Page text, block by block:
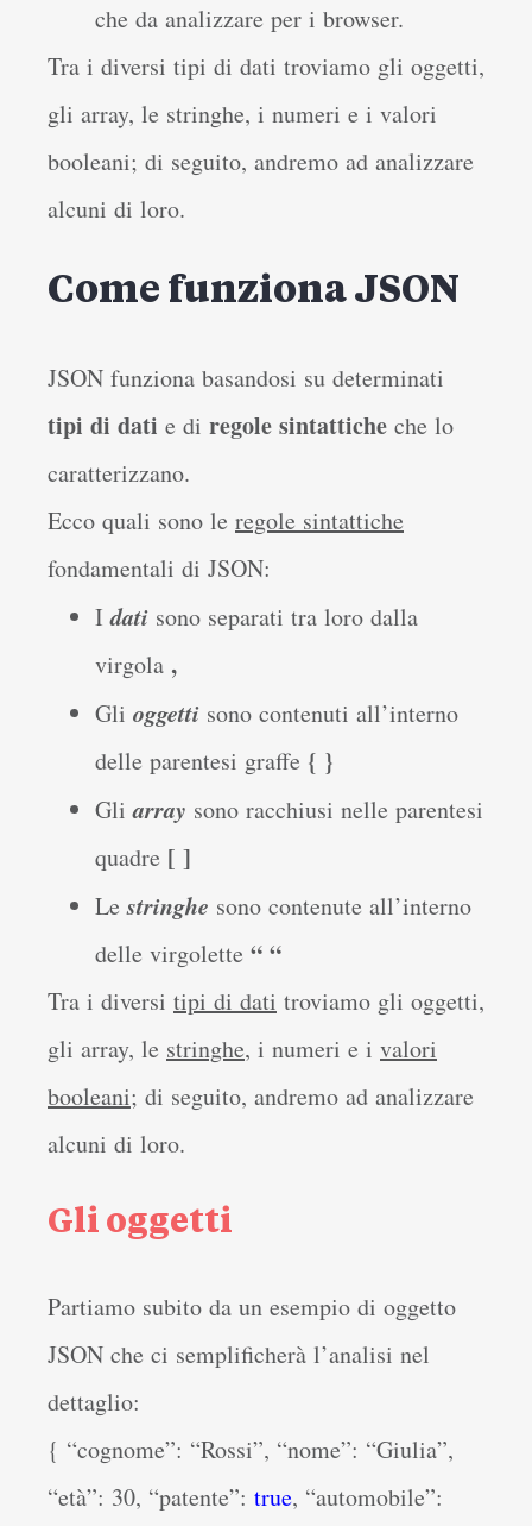
che da analizzare per i browser.
Tra i diversi tipi di dati troviamo gli oggetti,
gli array, le stringhe, i numeri e i valori
booleani; di seguito, andremo ad analizzare
alcuni di loro.
Come funziona JSON
JSON funziona basandosi su determinati
tipi di dati e di regole sintattiche che lo
caratterizzano.
Ecco quali sono le regole sintattiche
fondamentali di JSON:
Idati sono separati tra loro dalla
virgola ,
Gli oggetti sono contenuti all’interno
delle parentesi graffe { }
Gliarray sono racchiusi nelle parentesi
quadre [ ]
Lestringhe sono contenute all’interno
delle virgolette “ “
Tra i diversi tipi di dati troviamo gli oggetti,
gli array, le stringhe, i numeri e i valori
booleani; di seguito, andremo ad analizzare
alcuni di loro.
Gli oggetti
Partiamo subito da un esempio di oggetto
JSON che ci semplificherà l’analisi nel
dettaglio:
{ “cognome”: “Rossi”, “nome”: “Giulia”,
“età”: 30, “patente”: true, “automobile”: